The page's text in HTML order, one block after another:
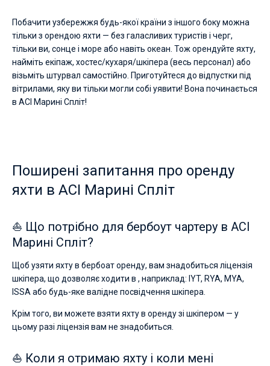
Побачити узбережжя будь-якої країни з іншого боку можна
тільки з орендою яхти — без галасливих туристів і черг,
тільки ви, сонце і море або навіть океан. Тож орендуйте яхту,
найміть екіпаж, хостес/кухаря/шкіпера (весь персонал) або
візьміть штурвал самостійно. Приготуйтеся до відпустки під
вітрилами, яку ви тільки могли собі уявити! Вона починається
в ACI Марині Спліт!
Поширені запитання про оренду
яхти в ACI Марині Спліт
⛵ Що потрібно для бербоут чартеру в ACI
Марині Спліт?
Щоб узяти яхту в бербоат оренду, вам знадобиться ліцензія
шкіпера, що дозволяє ходити в , наприклад: IYT, RYA, MYA,
ISSA або будь-яке валідне посвідчення шкіпера.
Крім того, ви можете взяти яхту в оренду зі шкіпером — у
цьому разі ліцензія вам не знадобиться.
⛵ Коли я отримаю яхту і коли мені